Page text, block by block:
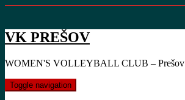
VK PREŠOV
WOMEN'S VOLLEYBALL CLUB – Prešov
Toggle navigation